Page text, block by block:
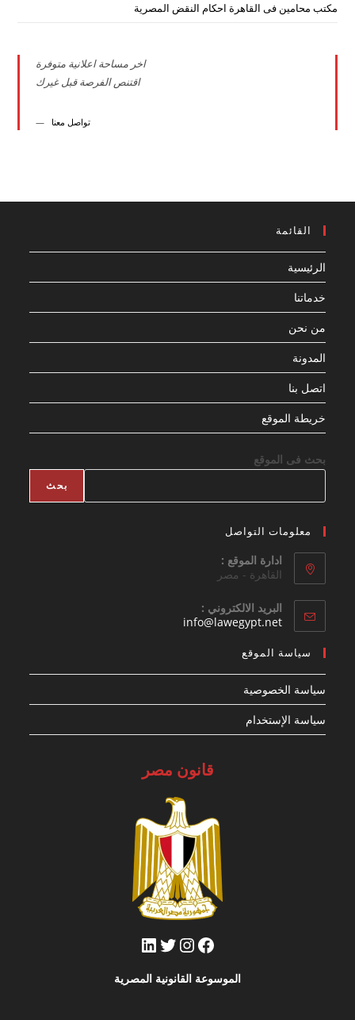
مكتب محامين فى القاهرة احكام النقض المصرية
اخر مساحة اعلانية متوفرة
اقتنص الفرصة قبل غيرك
تواصل معنا
القائمة
الرئيسية
خدماتنا
من نحن
المدونة
اتصل بنا
خريطة الموقع
بحث فى الموقع
بحث
معلومات التواصل
ادارة الموقع :
القاهرة - مصر
البريد الالكتروني :
info@lawegypt.net
سياسة الموقع
سياسة الخصوصية
سياسة الإستخدام
قانون مصر
فيسبوكإنستجرام
تويتر لينكد إن
الموسوعة القانونية المصرية